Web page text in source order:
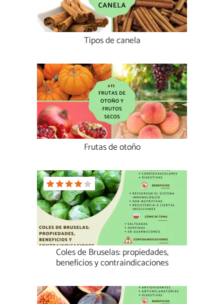
Tipos de canela
Frutas de otoño
Coles de Bruselas: propiedades,
beneficios y contraindicaciones